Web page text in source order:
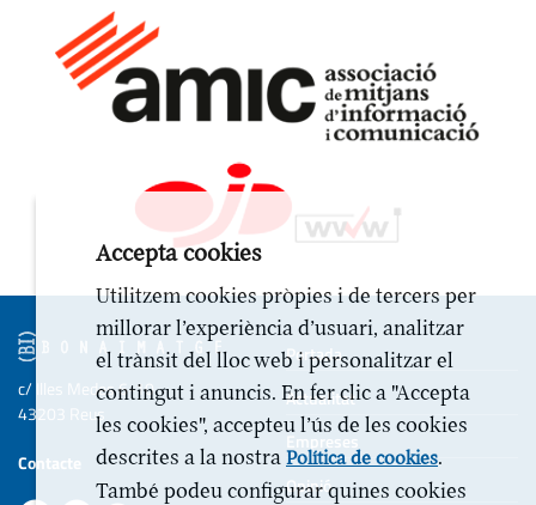
Portada
Actualitat
Empreses
Opinió
c/ Illes Medes 6-10
43203 Reus
Contacte
Accepta cookies
Utilitzem cookies pròpies i de tercers per
millorar l’experiència d’usuari, analitzar
el trànsit del lloc web i personalitzar el
contingut i anuncis. En fer clic a "Accepta
les cookies", accepteu l’ús de les cookies
descrites a la nostra Política de cookies.
També podeu configurar quines cookies